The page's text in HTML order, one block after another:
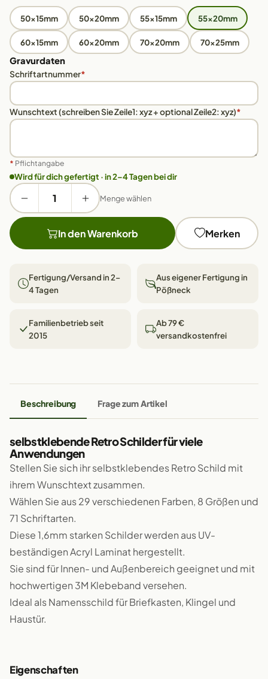
50x15mm 50x20mm 55x15mm 55x20mm
60x15mm 60x20mm 70x20mm 70x25mm
Gravurdaten
Schriftartnummer*
Wunschtext (schreiben Sie Zeile1: xyz + optional Zeile2: xyz)*
* Pflichtangabe
Wird für dich gefertigt · in 2–4 Tagen bei dir
Menge wählen
In den Warenkorb Merken
Fertigung/Versand in 2–
4 Tagen
Aus eigener Fertigung in
Pößneck
Familienbetrieb seit
2015
Ab 79 €
versandkostenfrei
Beschreibung Frage zum Artikel
selbstklebende Retro Schilder für viele
Anwendungen
Stellen Sie sich ihr selbstklebendes Retro Schild mit
ihrem Wunschtext zusammen.
Wählen Sie aus 29 verschiedenen Farben, 8 Größen und
71 Schriftarten.
Diese 1,6mm starken Schilder werden aus UV-
beständigen Acryl Laminat hergestellt.
Sie sind für Innen- und Außenbereich geeignet und mit
hochwertigen 3M Klebeband versehen.
Ideal als Namensschild für Briefkasten, Klingel und
Haustür.
Eigenschaften